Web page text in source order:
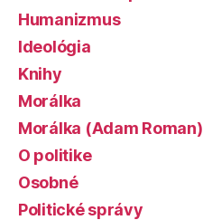
Humanizmus
Ideológia
Knihy
Morálka
Morálka (Adam Roman)
O politike
Osobné
Politické správy